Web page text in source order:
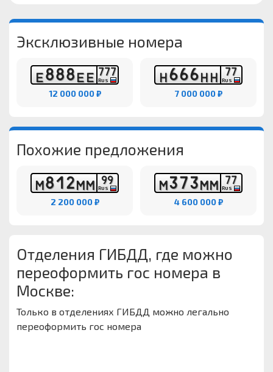
Эксклюзивные номера
Е888ЕЕ 777
RUS
12 000 000 ₽
Н666НН 77
RUS
7 000 000 ₽
Похожие предложения
М812ММ 99
RUS
2 200 000 ₽
М373ММ 77
RUS
4 600 000 ₽
Отделения ГИБДД, где можно
переоформить гос номера в
Москве:
Только в отделениях ГИБДД можно легально
переоформить гос номера